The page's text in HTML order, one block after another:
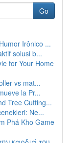
Go
Irônico ...
solusi b...
for Your Home
vs mat...
la Pr...
Tree Cutting...
Ne...
Phá Kho Game